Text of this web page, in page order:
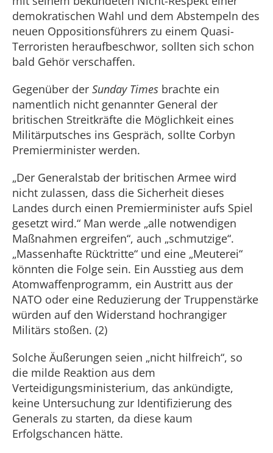
demokratischen Wahl und dem Abstempeln des
neuen Oppositionsführers zu einem Quasi-
Terroristen heraufbeschwor, sollten sich schon
bald Gehör verschaffen.
Gegenüber der Sunday Times brachte ein
namentlich nicht genannter General der
britischen Streitkräfte die Möglichkeit eines
Militärputsches ins Gespräch, sollte Corbyn
Premierminister werden.
„Der Generalstab der britischen Armee wird
nicht zulassen, dass die Sicherheit dieses
Landes durch einen Premierminister aufs Spiel
gesetzt wird.“ Man werde „alle notwendigen
Maßnahmen ergreifen“, auch „schmutzige“.
„Massenhafte Rücktritte“ und eine „Meuterei“
könnten die Folge sein. Ein Ausstieg aus dem
Atomwaffenprogramm, ein Austritt aus der
NATO oder eine Reduzierung der Truppenstärke
würden auf den Widerstand hochrangiger
Militärs stoßen. (2)
Solche Äußerungen seien „nicht hilfreich“, so
die milde Reaktion aus dem
Verteidigungsministerium, das ankündigte,
keine Untersuchung zur Identifizierung des
Generals zu starten, da diese kaum
Erfolgschancen hätte.